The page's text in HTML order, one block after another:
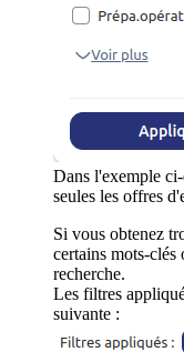
Dans l'exemple
seules les offres
Si vous obtenez
certains mots-clés
recherche.
Les filtres
suivante :